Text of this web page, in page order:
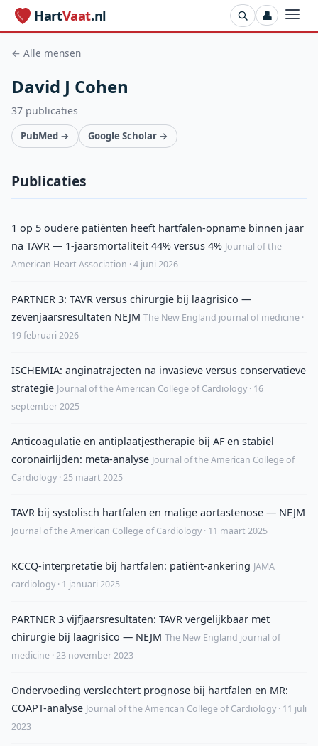
HartVaat.nl 👤
← Alle mensen
David J Cohen
37 publicaties
PubMed → Google Scholar →
Publicaties
1 op 5 oudere patiënten heeft hartfalen-opname binnen jaar
na TAVR — 1-jaarsmortaliteit 44% versus 4% Journal of the
American Heart Association · 4 juni 2026
PARTNER 3: TAVR versus chirurgie bij laagrisico —
zevenjaarsresultaten NEJM The New England journal of medicine ·
19 februari 2026
ISCHEMIA: anginatrajecten na invasieve versus conservatieve
strategie Journal of the American College of Cardiology · 16
september 2025
Anticoagulatie en antiplaatjestherapie bij AF en stabiel
coronairlijden: meta-analyse Journal of the American College of
Cardiology · 25 maart 2025
TAVR bij systolisch hartfalen en matige aortastenose — NEJM
Journal of the American College of Cardiology · 11 maart 2025
KCCQ-interpretatie bij hartfalen: patiënt-ankering JAMA
cardiology · 1 januari 2025
PARTNER 3 vijfjaarsresultaten: TAVR vergelijkbaar met
chirurgie bij laagrisico — NEJM The New England journal of
medicine · 23 november 2023
Ondervoeding verslechtert prognose bij hartfalen en MR:
COAPT-analyse Journal of the American College of Cardiology · 11 juli
2023